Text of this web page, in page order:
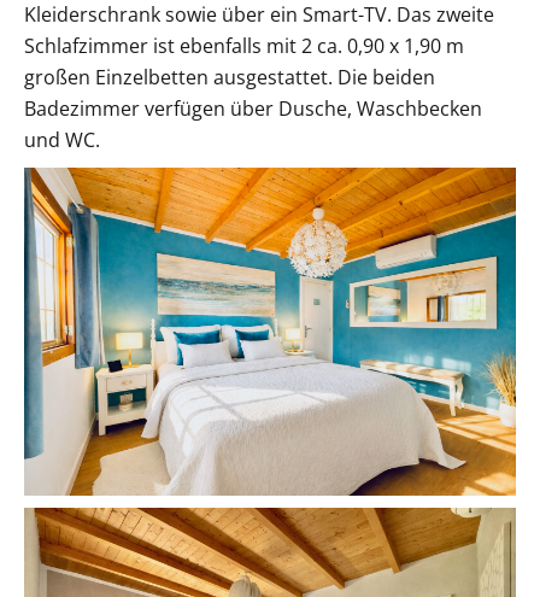
Kleiderschrank sowie über ein Smart-TV. Das zweite
Schlafzimmer ist ebenfalls mit 2 ca. 0,90 x 1,90 m
großen Einzelbetten ausgestattet. Die beiden
Badezimmer verfügen über Dusche, Waschbecken
und WC.